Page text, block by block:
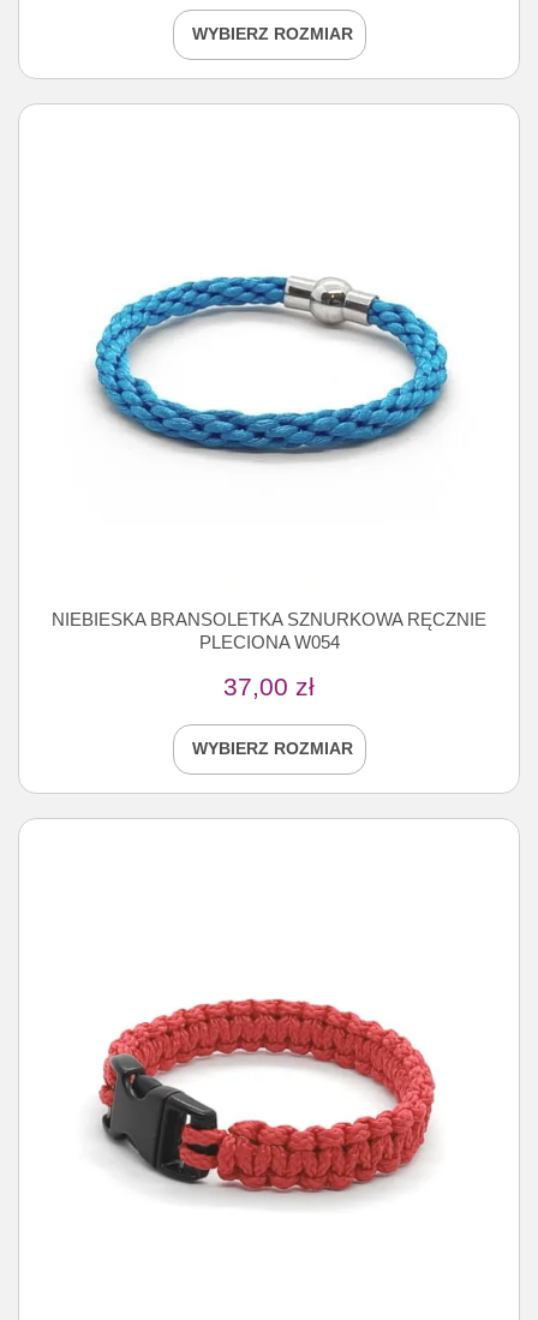
WYBIERZ ROZMIAR
NIEBIESKA BRANSOLETKA SZNURKOWA RĘCZNIE
PLECIONA W054
37,00 zł
WYBIERZ ROZMIAR